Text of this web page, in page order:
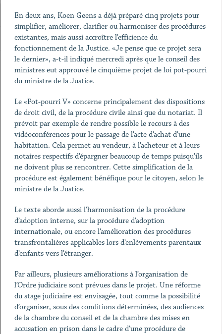
En deux ans, Koen Geens a déjà préparé cinq projets pour
simplifier, améliorer, clarifier ou harmoniser des procédures
existantes, mais aussi accroître l’efficience du
fonctionnement de la Justice. «Je pense que ce projet sera
le dernier», a-t-il indiqué mercredi après que le conseil des
ministres eut approuvé le cinquième projet de loi pot-pourri
du ministre de la Justice.
Le «Pot-pourri V» concerne principalement des dispositions
de droit civil, de la procédure civile ainsi que du notariat. Il
prévoit par exemple de rendre possible le recours à des
vidéoconférences pour le passage de l’acte d’achat d’une
habitation. Cela permet au vendeur, à l’acheteur et à leurs
notaires respectifs d’épargner beaucoup de temps puisqu’ils
ne doivent plus se rencontrer. Cette simplification de la
procédure est également bénéfique pour le citoyen, selon le
ministre de la Justice.
Le texte aborde aussi l’harmonisation de la procédure
d’adoption interne, sur la procédure d’adoption
internationale, ou encore l’amélioration des procédures
transfrontalières applicables lors d’enlèvements parentaux
d’enfants vers l’étranger.
Par ailleurs, plusieurs améliorations à l’organisation de
l’Ordre judiciaire sont prévues dans le projet. Une réforme
du stage judiciaire est envisagée, tout comme la possibilité
d’organiser, sous des conditions déterminées, des audiences
de la chambre du conseil et de la chambre des mises en
accusation en prison dans le cadre d’une procédure de